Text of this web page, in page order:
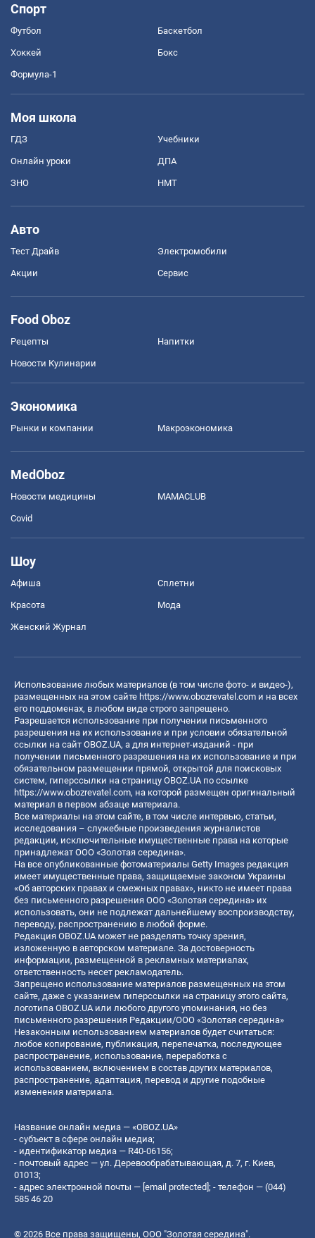
Спорт
Футбол Баскетбол
Хоккей Бокс
Формула-1
Моя школа
ГДЗ Учебники
Онлайн уроки ДПА
ЗНО НМТ
Авто
Тест Драйв Электромобили
Акции Сервис
Food Oboz
Рецепты Напитки
Новости Кулинарии
Экономика
Рынки и компании Mакроэкономика
MedOboz
Новости медицины MAMACLUB
Covid
Шоу
Афиша Сплетни
Красота Мода
Женский Журнал
Использование любых материалов (в том числе фото- и видео-),
размещенных на этом сайте https://www.obozrevatel.com и на всех
его поддоменах, в любом виде строго запрещено.
Разрешается использование при получении письменного
разрешения на их использование и при условии обязательной
ссылки на сайт OBOZ.UA, а для интернет-изданий - при
получении письменного разрешения на их использование и при
обязательном размещении прямой, открытой для поисковых
систем, гиперссылки на страницу OBOZ.UA по ссылке
https://www.obozrevatel.com, на которой размещен оригинальный
материал в первом абзаце материала.
Все материалы на этом сайте, в том числе интервью, статьи,
исследования – служебные произведения журналистов
редакции, исключительные имущественные права на которые
принадлежат ООО «Золотая середина».
На все опубликованные фотоматериалы Getty Images редакция
имеет имущественные права, защищаемые законом Украины
«Об авторских правах и смежных правах», никто не имеет права
без письменного разрешения ООО «Золотая середина» их
использовать, они не подлежат дальнейшему воспроизводству,
переводу, распространению в любой форме.
Редакция OBOZ.UA может не разделять точку зрения,
изложенную в авторском материале. За достоверность
информации, размещенной в рекламных материалах,
ответственность несет рекламодатель.
Запрещено использование материалов размещенных на этом
сайте, даже с указанием гиперссылки на страницу этого сайта,
логотипа OBOZ.UA или любого другого упоминания, но без
письменного разрешения Редакции/ООО «Золотая середина»
Незаконным использованием материалов будет считаться:
любое копирование, публикация, перепечатка, последующее
распространение, использование, переработка с
использованием, включением в состав других материалов,
распространение, адаптация, перевод и другие подобные
изменения материала.
Название онлайн медиа — «OBOZ.UA»
- субъект в сфере онлайн медиа;
- идентификатор медиа — R40-06156;
- почтовый адрес — ул. Деревообрабатывающая, д. 7, г. Киев,
01013;
- адрес электронной почты — [email protected] ; - телефон — (044)
585 46 20
© 2026 Все права защищены, ООО "Золотая середина".